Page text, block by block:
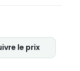
le prix